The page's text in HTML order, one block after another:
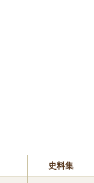
史料集